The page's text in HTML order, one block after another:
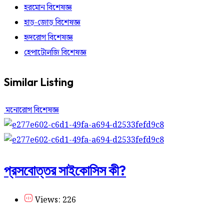
হরমোন বিশেষজ্ঞ
হাড়-জোড় বিশেষজ্ঞ
হৃদরোগ বিশেষজ্ঞ
হেপাটোলজি বিশেষজ্ঞ
Similar Listing
মনোরোগ বিশেষজ্ঞ
প্রসবোত্তর সাইকোসিস কী?
Views: 226